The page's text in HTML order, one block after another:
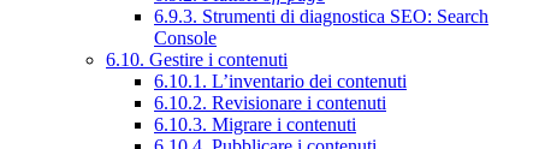
6.9.3. Strumenti di diagnostica SEO: Search
Console
6.10. Gestire i contenuti
6.10.1. L’inventario dei contenuti
6.10.2. Revisionare i contenuti
6.10.3. Migrare i contenuti